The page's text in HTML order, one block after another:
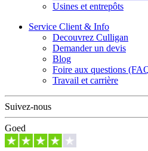
Usines et entrepôts
Service Client & Info
Decouvrez Culligan
Demander un devis
Blog
Foire aux questions
Travail et carrière
Suivez-nous
Goed